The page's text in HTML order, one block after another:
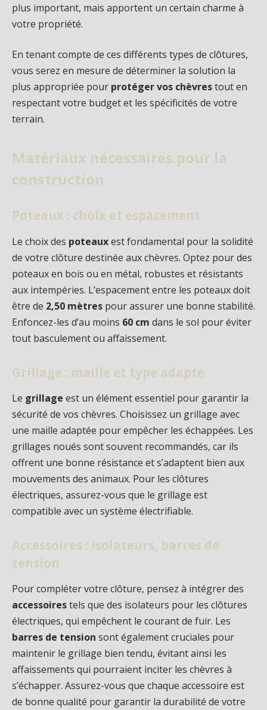
plus important, mais apportent un certain charme à
votre propriété.
En tenant compte de ces différents types de clôtures,
vous serez en mesure de déterminer la solution la
plus appropriée pour protéger vos chèvrestout en
respectant votre budget et les spécificités de votre
terrain.
Matériaux nécessaires pour la
construction
Poteaux : choix et espacement
Le choix des poteauxest fondamental pour la solidité
de votre clôture destinée aux chèvres. Optez pour des
poteaux en bois ou en métal, robustes et résistants
aux intempéries. L’espacement entre les poteaux doit
être de 2,50 mètres pour assurer une bonne stabilité.
Enfoncez-les d’au moins 60 cm dans le sol pour éviter
tout basculement ou affaissement.
Grillage : maille et type adapté
Le grillage est un élément essentiel pour garantir la
sécurité de vos chèvres. Choisissez un grillage avec
une maille adaptée pour empêcher les échappées. Les
grillages noués sont souvent recommandés, car ils
offrent une bonne résistance et s’adaptent bien aux
mouvements des animaux. Pour les clôtures
électriques, assurez-vous que le grillage est
compatible avec un système électrifiable.
Accessoires : isolateurs, barres de
tension
Pour compléter votre clôture, pensez à intégrer des
accessoirestels que des isolateurs pour les clôtures
électriques, qui empêchent le courant de fuir. Les
barres de tension sont également cruciales pour
maintenir le grillage bien tendu, évitant ainsi les
affaissements qui pourraient inciter les chèvres à
s’échapper. Assurez-vous que chaque accessoire est
de bonne qualité pour garantir la durabilité de votre